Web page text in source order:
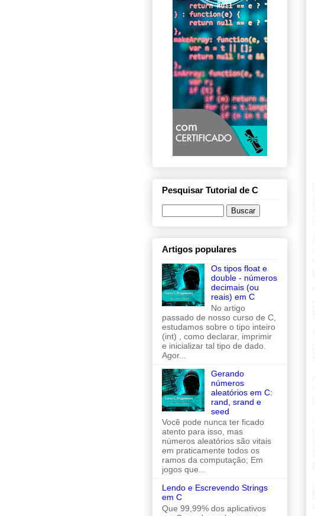
Pesquisar Tutorial de C
Artigos populares
Os tipos float e
double - números
decimais (ou
reais) em C
No artigo
passado de nosso curso de C,
estudamos sobre o tipo inteiro
(int) , como declarar, imprimir
e inicializar tal tipo de dado.
Agor...
Gerando
números
aleatórios em C:
rand, srand e
seed
Você pode nunca ter ficado
atento para isso, mas
números aleatórios são vitais
em praticamente todos os
ramos da computação; Em
jogos que...
Lendo e Escrevendo Strings
em C
Que 99,99% dos aplicativos